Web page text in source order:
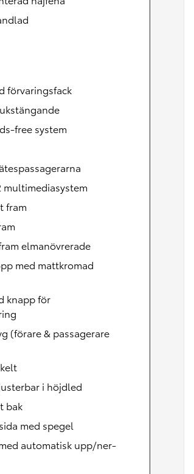
förvaringsfack
free system
multimediasystem
fram
elmanövrerade
med mattkromad
knapp för
(förare & passagerare
i höjdled
bak
med spegel
automatisk upp/ner-